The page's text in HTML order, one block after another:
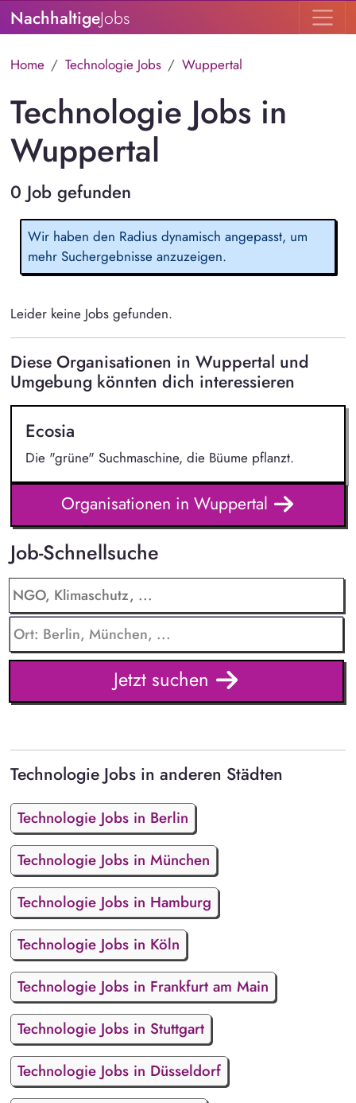
NachhaltigeJobs
Home Technologie Jobs Wuppertal
Technologie Jobs in
Wuppertal
0 Job gefunden
Wir haben den Radius dynamisch angepasst, um
mehr Suchergebnisse anzuzeigen.
Leider keine Jobs gefunden.
Diese Organisationen in Wuppertal und
Umgebung könnten dich interessieren
Ecosia
Die "grüne" Suchmaschine, die Büume pflanzt.
Organisationen in Wuppertal
Job-Schnellsuche
Jetzt suchen
Technologie Jobs in anderen Städten
Technologie Jobs in Berlin
Technologie Jobs in München
Technologie Jobs in Hamburg
Technologie Jobs in Köln
Technologie Jobs in Frankfurt am Main
Technologie Jobs in Stuttgart
Technologie Jobs in Düsseldorf